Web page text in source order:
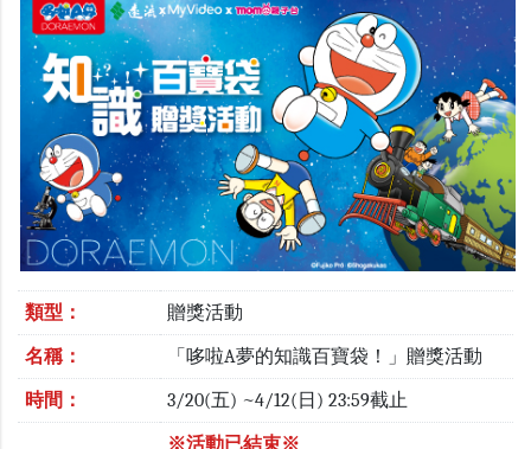
類型： 贈獎活動
名稱： 「哆啦A夢的知識百寶袋！」贈獎活動
時間： 3/20(五) ~4/12(日) 23:59截止
※活動已結束※